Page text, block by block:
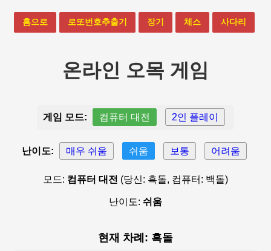
홈으로 로또번호추출기 장기 체스 사다리
온라인 오목 게임
게임 모드: 컴퓨터 대전 2인 플레이
난이도: 매우 쉬움 쉬움 보통 어려움
모드: 컴퓨터 대전 (당신: 흑돌, 컴퓨터: 백돌)
난이도: 쉬움
현재 차례: 흑돌